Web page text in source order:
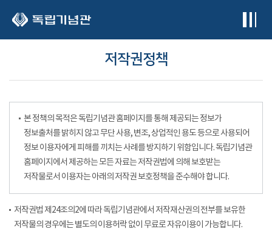
저작권정책
본 정책의 목적은 독립기념관 홈페이지를 통해 제공되는 정보가
정보출처를 밝히지 않고 무단 사용, 변조, 상업적인 용도 등으로 사용되어
정보 이용자에게 피해를 끼치는 사례를 방지하기 위함입니다. 독립기념관
홈페이지에서 제공하는 모든 자료는 저작권법에 의해 보호받는
저작물로서 이용자는 아래의 저작권 보호정책을 준수해야 합니다.
저작권법 제24조의2에 따라 독립기념관에서 저작재산권의 전부를 보유한
저작물의 경우에는 별도의 이용허락 없이 무료로 자유이용이 가능합니다.